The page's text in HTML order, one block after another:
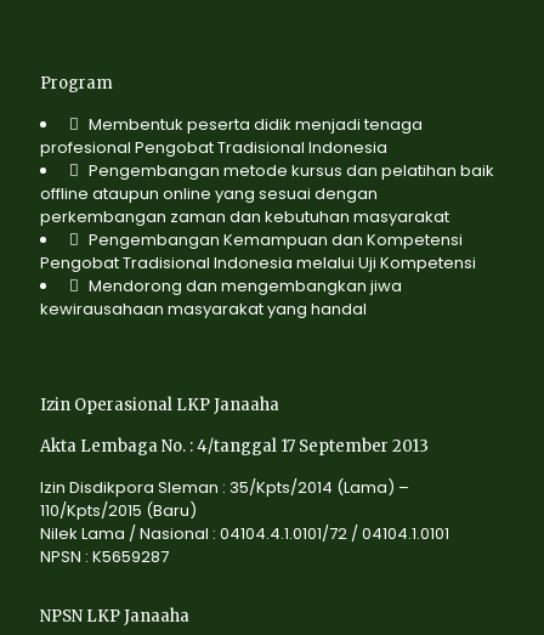
Program
Membentuk peserta didik menjadi tenaga
profesional Pengobat Tradisional Indonesia
Pengembangan metode kursus dan pelatihan baik
offline ataupun online yang sesuai dengan
perkembangan zaman dan kebutuhan masyarakat
Pengembangan Kemampuan dan Kompetensi
Pengobat Tradisional Indonesia melalui Uji Kompetensi
Mendorong dan mengembangkan jiwa
kewirausahaan masyarakat yang handal
Izin Operasional LKP Janaaha
Akta Lembaga No. : 4/tanggal 17 September 2013
Izin Disdikpora Sleman : 35/Kpts/2014 (Lama) –
110/Kpts/2015 (Baru)
Nilek Lama / Nasional : 04104.4.1.0101/72 / 04104.1.0101
NPSN : K5659287
NPSN LKP Janaaha